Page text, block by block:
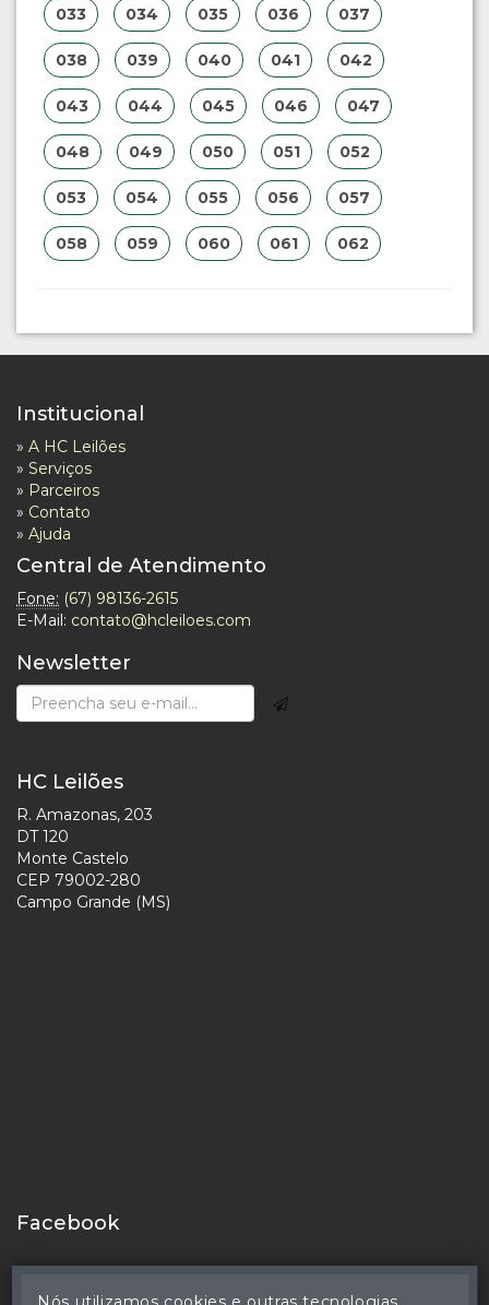
033 034 035 036 037
038 039 040 041 042
043 044 045 046 047
048 049 050 051 052
053 054 055 056 057
058 059 060 061 062
Institucional
» A HC Leilões
» Serviços
» Parceiros
» Contato
» Ajuda
Central de Atendimento
Fone: (67) 98136-2615
E-Mail: contato@hcleiloes.com
Newsletter
HC Leilões
R. Amazonas, 203
DT 120
Monte Castelo
CEP 79002-280
Campo Grande (MS)
Facebook